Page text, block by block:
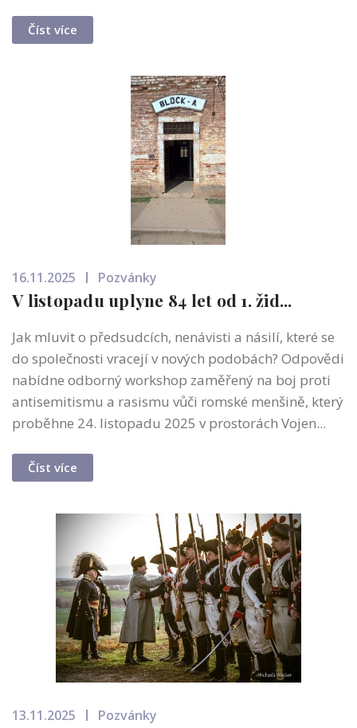
Číst více
16.11.2025 Pozvánky
V listopadu uplyne 84 let od 1. žid...
Jak mluvit o předsudcích, nenávisti a násilí, které se
do společnosti vracejí v nových podobách? Odpovědi
nabídne odborný workshop zaměřený na boj proti
antisemitismu a rasismu vůči romské menšině, který
proběhne 24. listopadu 2025 v prostorách Vojen...
Číst více
13.11.2025 Pozvánky